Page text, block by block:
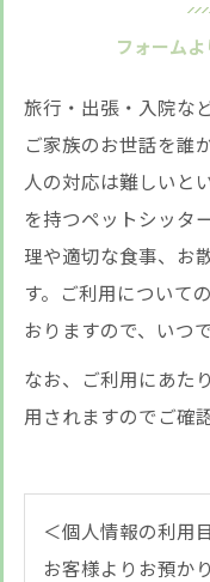
フォーム
旅行・出張・入院な
ご家族のお世話を誰
人の対応は難しいと
を持つペットシッタ
理や適切な食事、お
す。ご利用について
おりますので、いつ
なお、ご利用にあた
用されますのでご確
＜個人情報の利用
お客様よりお預か